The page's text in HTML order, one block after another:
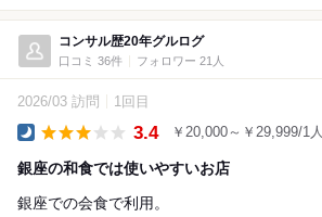
コンサル歴20年グルログ
口コミ 36件 フォロワー 21人
2026/03 訪問 1回目
3.4 ￥20,000～￥29,999/1人
銀座の和食では使いやすいお店
銀座での会食で利用。